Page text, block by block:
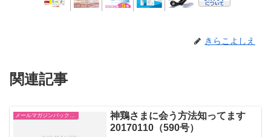
きらこよしえ
関連記事
メールマガジンバックナンバー「着物生活術～和風おしゃれ美人」
神鶏さまに会う方法知ってます
20170110（590号）